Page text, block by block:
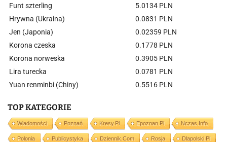
Funt szterling
5.0134 PLN
Hrywna (Ukraina)
0.0831 PLN
Jen (Japonia)
0.02359 PLN
Korona czeska
0.1778 PLN
Korona norweska
0.3905 PLN
Lira turecka
0.0781 PLN
Yuan renminbi (Chiny)
0.5516 PLN
TOP KATEGORIE
Wiadomości Poznań Kresy.pl Epoznan.pl Nczas.info
Polonia Publicystyka Dziennik.com Rosja Dlapolski.pl